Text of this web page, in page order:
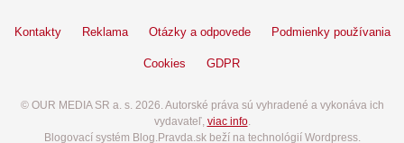
Kontakty Reklama Otázky a odpovede Podmienky používania
Cookies GDPR
© OUR MEDIA SR a. s. 2026. Autorské práva sú vyhradené a vykonáva ich
vydavateľ, viac info.
Blogovací systém Blog.Pravda.sk beží na technológií Wordpress.